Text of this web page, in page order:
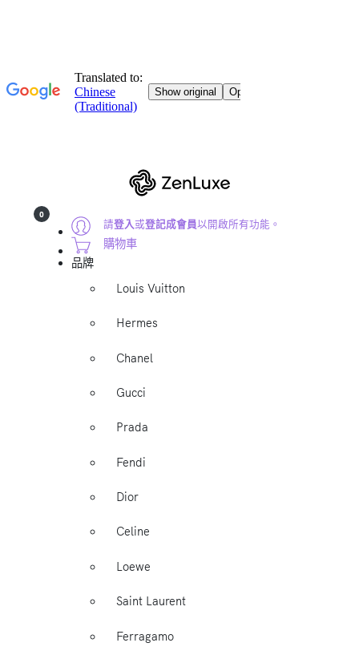
請登入或登記成會員以開啟所有功能。
0
購物車
品牌
Louis Vuitton
Hermes
Chanel
Gucci
Prada
Fendi
Dior
Celine
Loewe
Saint Laurent
Ferragamo